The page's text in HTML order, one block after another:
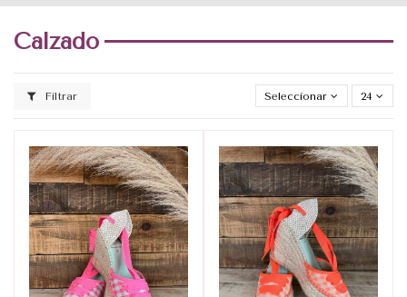
Calzado
Filtrar Seleccionar 24